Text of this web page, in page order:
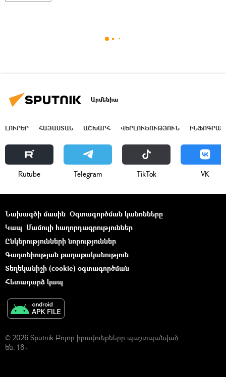
Արմենիա
ԼՈՒՐԵՐ ՀԱՅԱՍՏԱՆ ԱՇԽԱՐՀ ՎԵՐԼՈՒԾՈՒԹՅՈՒՆ
Rutube Telegram ТikТоk VK
Նախագծի մասին Օգտագործման կանոնները
Կապ Մամուլի հաղորդագրություններ
Ընկերությունների նորություններ
Գաղտնիության քաղաքականություն
Տեղեկանիշի (cookie) օգտագործման
Հետադարձ կապ
© 2026 Sputnik Բոլոր իրավունքները պաշտպանված
են. 18+